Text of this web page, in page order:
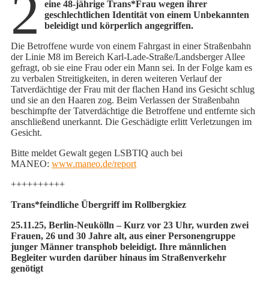
2
eine 48-jährige Trans*Frau wegen ihrer
geschlechtlichen Identität von einem Unbekannten
beleidigt und körperlich angegriffen.
Die Betroffene wurde von einem Fahrgast in einer Straßenbahn
der Linie M8 im Bereich Karl-Lade-Straße/Landsberger Allee
gefragt, ob sie eine Frau oder ein Mann sei. In der Folge kam es
zu verbalen Streitigkeiten, in deren weiteren Verlauf der
Tatverdächtige der Frau mit der flachen Hand ins Gesicht schlug
und sie an den Haaren zog. Beim Verlassen der Straßenbahn
beschimpfte der Tatverdächtige die Betroffene und entfernte sich
anschließend unerkannt. Die Geschädigte erlitt Verletzungen im
Gesicht.
Bitte meldet Gewalt gegen LSBTIQ auch bei
MANEO: www.maneo.de/report
++++++++++
Trans*feindliche Übergriff im Rollbergkiez
25.11.25, Berlin-Neukölln – Kurz vor 23 Uhr, wurden zwei
Frauen, 26 und 30 Jahre alt, aus einer Personengruppe
junger Männer transphob beleidigt. Ihre männlichen
Begleiter wurden darüber hinaus im Straßenverkehr
genötigt